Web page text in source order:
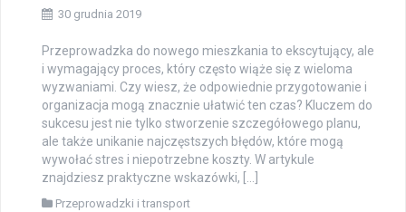
30 grudnia 2019
Przeprowadzka do nowego mieszkania to ekscytujący, ale
i wymagający proces, który często wiąże się z wieloma
wyzwaniami. Czy wiesz, że odpowiednie przygotowanie i
organizacja mogą znacznie ułatwić ten czas? Kluczem do
sukcesu jest nie tylko stworzenie szczegółowego planu,
ale także unikanie najczęstszych błędów, które mogą
wywołać stres i niepotrzebne koszty. W artykule
znajdziesz praktyczne wskazówki, […]
Przeprowadzki i transport